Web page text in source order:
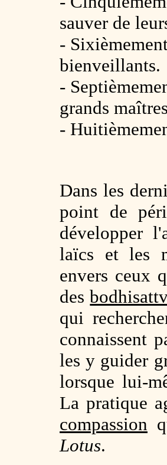
sauver de
-
bienveillants.
-
grands
-
Dans les
point de
développer
laïcs et les
envers ceux
des
qui
connaissent
les y guider
lorsque lui-
La pratique
compassion
Lotus.